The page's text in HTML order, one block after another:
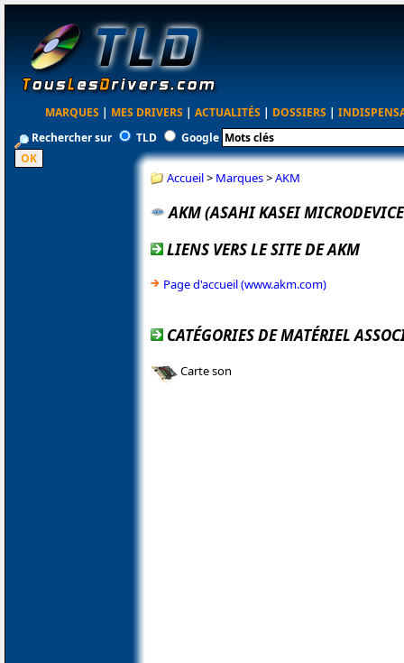
MARQUES | MES DRIVERS | ACTUALITÉS | DOSSIERS |
Rechercher sur
TLD Google
Accueil> Marques>AKM
AKM (ASAHI KASEI
LIENS VERS LE SITE DE AKM
Page d'accueil (www.akm.com)
CATÉGORIES DE MATÉRIEL
Carte son